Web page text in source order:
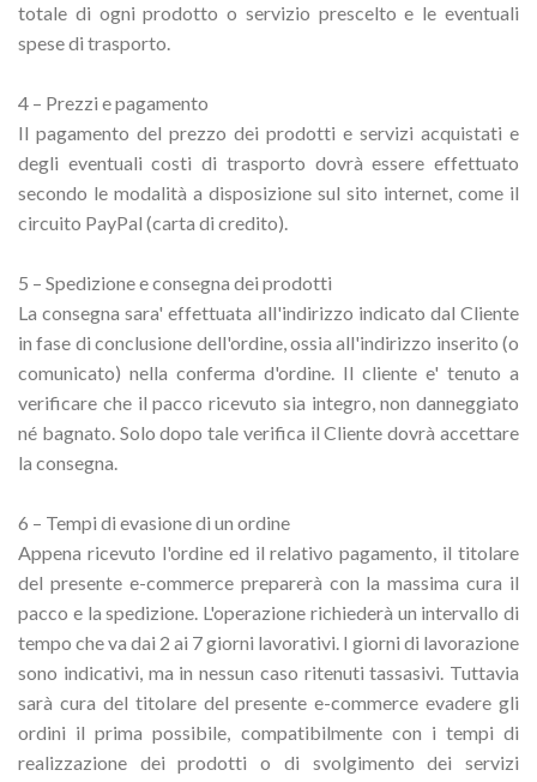
totale di ogni prodotto o servizio prescelto e le eventuali
spese di trasporto.
4 – Prezzi e pagamento
Il pagamento del prezzo dei prodotti e servizi acquistati e
degli eventuali costi di trasporto dovrà essere effettuato
secondo le modalità a disposizione sul sito internet, come il
circuito PayPal (carta di credito).
5 – Spedizione e consegna dei prodotti
La consegna sara' effettuata all'indirizzo indicato dal Cliente
in fase di conclusione dell'ordine, ossia all'indirizzo inserito (o
comunicato) nella conferma d'ordine. Il cliente e' tenuto a
verificare che il pacco ricevuto sia integro, non danneggiato
né bagnato. Solo dopo tale verifica il Cliente dovrà accettare
la consegna.
6 – Tempi di evasione di un ordine
Appena ricevuto l'ordine ed il relativo pagamento, il titolare
del presente e-commerce preparerà con la massima cura il
pacco e la spedizione. L'operazione richiederà un intervallo di
tempo che va dai 2 ai 7 giorni lavorativi. I giorni di lavorazione
sono indicativi, ma in nessun caso ritenuti tassasivi. Tuttavia
sarà cura del titolare del presente e-commerce evadere gli
ordini il prima possibile, compatibilmente con i tempi di
realizzazione dei prodotti o di svolgimento dei servizi